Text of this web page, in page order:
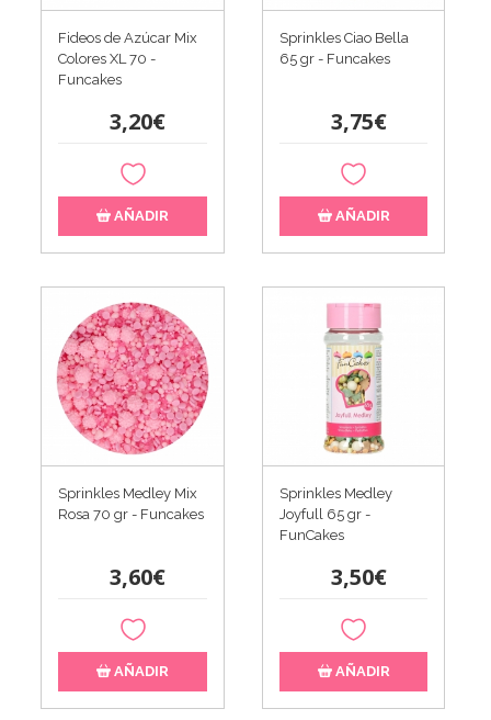
Fideos de Azúcar Mix
Colores XL 70 -
Funcakes
3,20€
AÑADIR
Sprinkles Ciao Bella
65 gr - Funcakes
3,75€
AÑADIR
Sprinkles Medley Mix
Rosa 70 gr - Funcakes
3,60€
AÑADIR
Sprinkles Medley
Joyfull 65 gr -
FunCakes
3,50€
AÑADIR